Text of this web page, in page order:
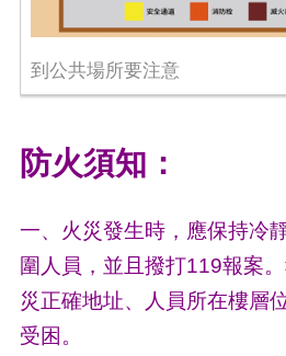
到公共場所要注意
防火須知：
一、火災發生時，應保持冷
圍人員，並且撥打119報案
災正確地址、人員所在樓層
受困。